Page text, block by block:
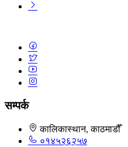
सम्पर्क
कालिकास्थान, काठमाडौँ
०१४५२६२५७